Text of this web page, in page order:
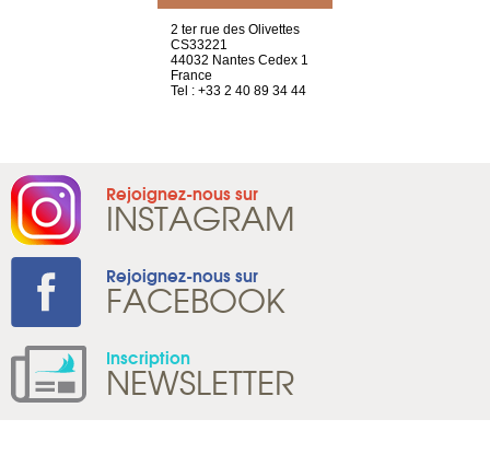
2 ter rue des Olivettes
CS33221
44032 Nantes Cedex 1
France
Tel : +33 2 40 89 34 44
Rejoignez-nous sur
INSTAGRAM
Rejoignez-nous sur
FACEBOOK
Inscription
NEWSLETTER